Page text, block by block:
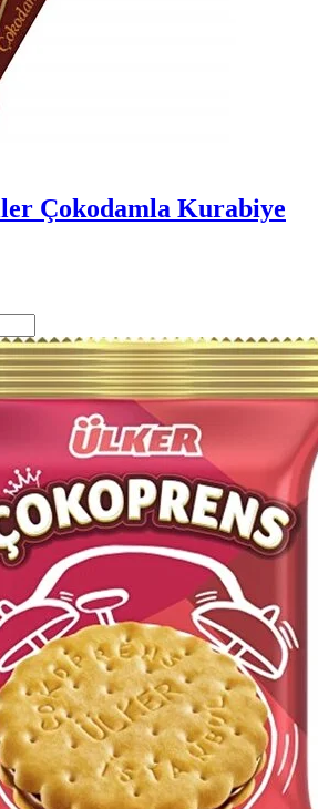
Çokodamla Kurabiye